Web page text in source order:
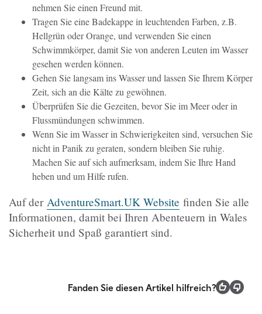
nehmen Sie einen Freund mit.
Tragen Sie eine Badekappe in leuchtenden Farben, z.B.
Hellgrün oder Orange, und verwenden Sie einen
Schwimmkörper, damit Sie von anderen Leuten im Wasser
gesehen werden können.
Gehen Sie langsam ins Wasser und lassen Sie Ihrem Körper
Zeit, sich an die Kälte zu gewöhnen.
Überprüfen Sie die Gezeiten, bevor Sie im Meer oder in
Flussmündungen schwimmen.
Wenn Sie im Wasser in Schwierigkeiten sind, versuchen Sie
nicht in Panik zu geraten, sondern bleiben Sie ruhig.
Machen Sie auf sich aufmerksam, indem Sie Ihre Hand
heben und um Hilfe rufen.
Auf der AdventureSmart.UK Website finden Sie alle
Informationen, damit bei Ihren Abenteuern in Wales
Sicherheit und Spaß garantiert sind.
Fanden Sie diesen Artikel hilfreich?